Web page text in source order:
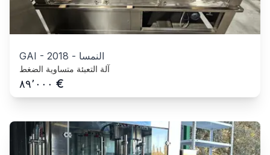
GAI - 2018 - النمسا
آلة التعبئة متساوية الضغط
٨٩٬٠٠٠ €